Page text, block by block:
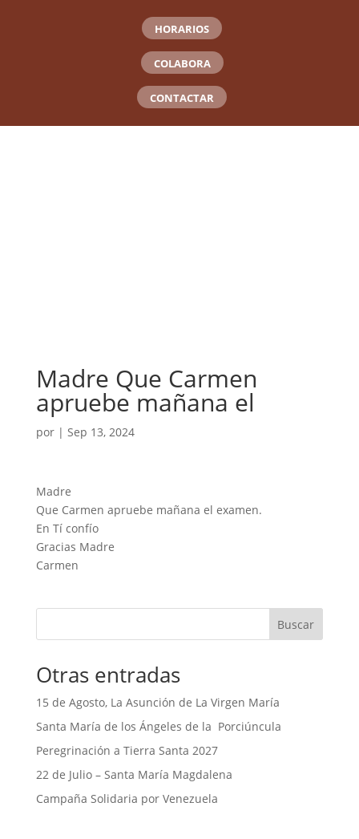
HORARIOS
COLABORA
CONTACTAR
Madre Que Carmen
apruebe mañana el
por | Sep 13, 2024
Madre
Que Carmen apruebe mañana el examen.
En Tí confío
Gracias Madre
Carmen
Buscar
Otras entradas
15 de Agosto, La Asunción de La Virgen María
Santa María de los Ángeles de la Porciúncula
Peregrinación a Tierra Santa 2027
22 de Julio – Santa María Magdalena
Campaña Solidaria por Venezuela